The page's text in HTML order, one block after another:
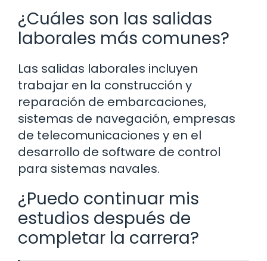
¿Cuáles son las salidas
laborales más comunes?
Las salidas laborales incluyen
trabajar en la construcción y
reparación de embarcaciones,
sistemas de navegación, empresas
de telecomunicaciones y en el
desarrollo de software de control
para sistemas navales.
¿Puedo continuar mis
estudios después de
completar la carrera?